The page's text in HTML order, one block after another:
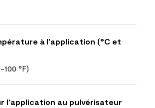
à l’application (°C et
100 °F)
l’application au pulvérisateur